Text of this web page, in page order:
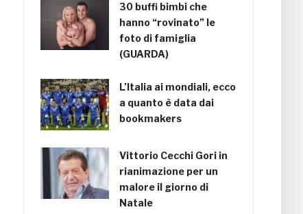
30 buffi bimbi che
hanno “rovinato” le
foto di famiglia
(GUARDA)
L’Italia ai mondiali, ecco
a quanto è data dai
bookmakers
Vittorio Cecchi Gori in
rianimazione per un
malore il giorno di
Natale